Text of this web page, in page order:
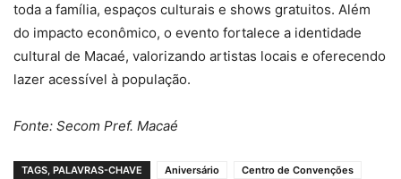
toda a família, espaços culturais e shows gratuitos. Além
do impacto econômico, o evento fortalece a identidade
cultural de Macaé, valorizando artistas locais e oferecendo
lazer acessível à população.
Fonte: Secom Pref. Macaé
TAGS, PALAVRAS-CHAVE Aniversário
Centro de Convenções